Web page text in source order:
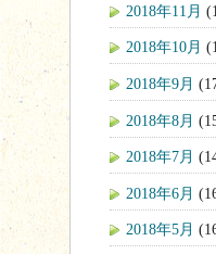
2018年11月
2018年10月
2018年9月
2018年8月
2018年7月
2018年6月
2018年5月